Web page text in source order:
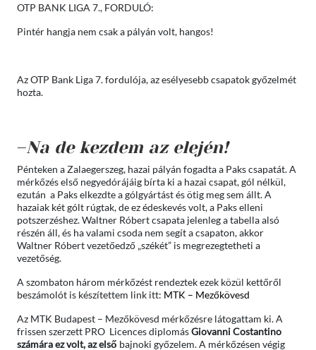
OTP BANK LIGA 7., FORDULÓ:
Pintér hangja nem csak a pályán volt, hangos!
Az OTP Bank Liga 7. fordulója, az esélyesebb csapatok győzelmét
hozta.
–Na de kezdem az elején!
Pénteken a Zalaegerszeg, hazai pályán fogadta a Paks csapatát. A
mérkőzés első negyedórájáig bírta ki a hazai csapat, gól nélkül,
ezután a Paks elkezdte a gólgyártást és ötig meg sem állt. A
hazaiak két gólt rúgtak, de ez édeskevés volt, a Paks elleni
potszerzéshez. Waltner Róbert csapata jelenleg a tabella alsó
részén áll, és ha valami csoda nem segít a csapaton, akkor
Waltner Róbert vezetőedző „székét” is megrezegtetheti a
vezetőség.
A szombaton három mérkőzést rendeztek ezek közül kettőről
beszámolót is készítettem link itt: MTK – Mezőkövesd
Az MTK Budapest – Mezőkövesd mérkőzésre látogattam ki. A
frissen szerzett PRO Licences diplomásGiovanni Costantino
számára ez volt, az első bajnoki győzelem. A mérkőzésen végig